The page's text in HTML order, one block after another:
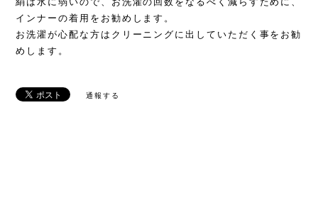
インナーの着用をお勧めします。
お洗濯が心配な方はクリーニングに出していただく事をお勧
めします。
通報する